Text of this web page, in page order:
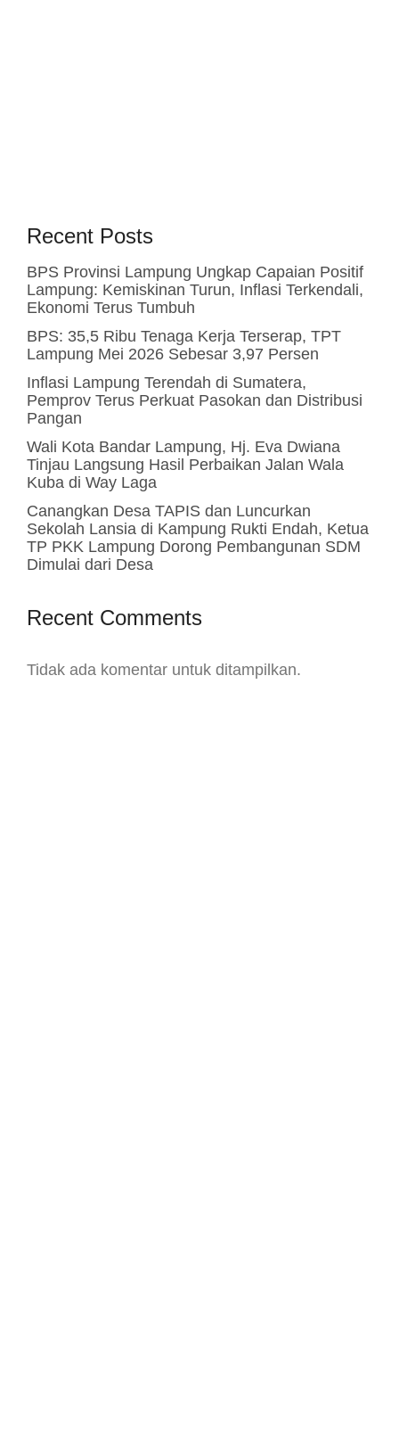
Recent Posts
BPS Provinsi Lampung Ungkap Capaian Positif
Lampung: Kemiskinan Turun, Inflasi Terkendali,
Ekonomi Terus Tumbuh
BPS: 35,5 Ribu Tenaga Kerja Terserap, TPT
Lampung Mei 2026 Sebesar 3,97 Persen
Inflasi Lampung Terendah di Sumatera,
Pemprov Terus Perkuat Pasokan dan Distribusi
Pangan
Wali Kota Bandar Lampung, Hj. Eva Dwiana
Tinjau Langsung Hasil Perbaikan Jalan Wala
Kuba di Way Laga
Canangkan Desa TAPIS dan Luncurkan
Sekolah Lansia di Kampung Rukti Endah, Ketua
TP PKK Lampung Dorong Pembangunan SDM
Dimulai dari Desa
Recent Comments
Tidak ada komentar untuk ditampilkan.